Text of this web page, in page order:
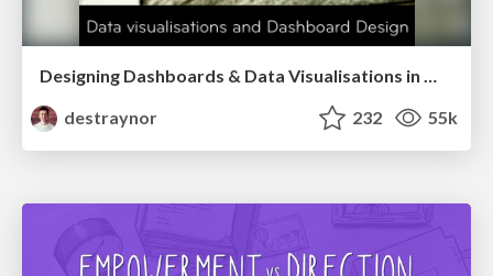
Designing Dashboards & Data Visualisations in Web Apps
destraynor
232 55k